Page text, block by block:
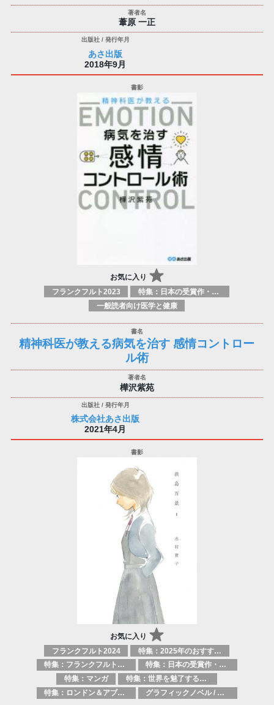
葦原 一正
あさ出版
2018年9月
お気に入り
フランクフルト2023
特集：日本の受賞作・ノミネート作品特集
一般読者向け医学と健康
精神科医が教える病気を治す 感情コントロー
ル術
樺沢紫苑
株式会社あさ出版
2021年4月
お気に入り
フランクフルト2024
特集：2025年のおすすめ書籍
特集：フランクフルト2025
特集：日本の受賞作・ノミネート作品特集
特集：マンガ
特集：世界を魅了する日本のマンガ
特集：ロンドン＆アブダビブックフェア2026
グラフィックノベル / コミックブック / 漫画：スタイル / 伝統